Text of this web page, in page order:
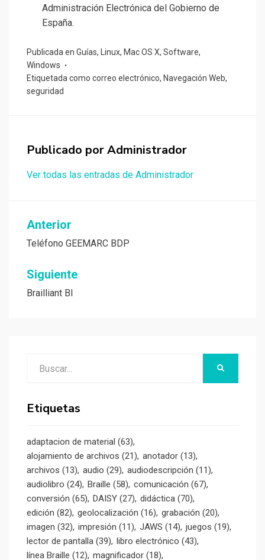
Administración Electrónica del Gobierno de
España.
Publicada en Guías, Linux, Mac OS X, Software,
Windows
Etiquetada como correo electrónico, Navegación Web,
seguridad
Publicado porAdministrador
Ver todas las entradas de Administrador
Navegación
de
entradas
Anterior
Teléfono GEEMARC BDP
Siguiente
Brailliant BI
Etiquetas
adaptacion de material (63)
alojamiento de archivos (21) anotador (13)
archivos (13) audio (29) audiodescripción (11)
audiolibro (24) Braille (58) comunicación (67)
conversión (65) DAISY (27) didáctica (70)
edición (82) geolocalización (16) grabación (20)
imagen (32) impresión (11) JAWS (14) juegos (19)
lector de pantalla (39) libro electrónico (43)
línea Braille (12) magnificador (18)